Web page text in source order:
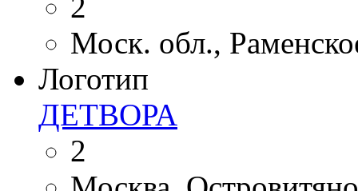
Моск. обл.,
Логотип
ДЕТВОРА
2